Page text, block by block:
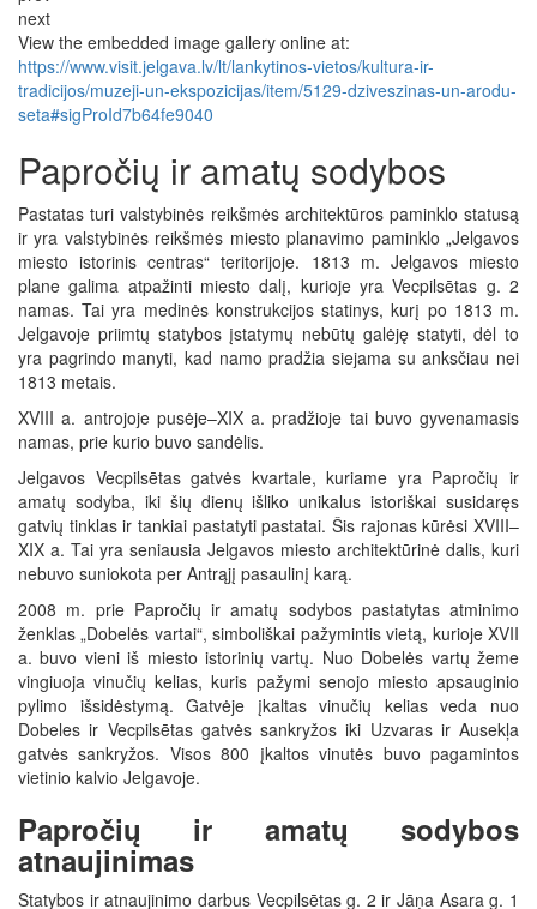
next
View the embedded image gallery online at:
https://www.visit.jelgava.lv/lt/lankytinos-vietos/kultura-ir-
tradicijos/muzeji-un-ekspozicijas/item/5129-dziveszinas-un-arodu-
seta#sigProId7b64fe9040
Papročių ir amatų sodybos
Pastatas turi valstybinės reikšmės architektūros paminklo statusą
ir yra valstybinės reikšmės miesto planavimo paminklo „Jelgavos
miesto istorinis centras“ teritorijoje. 1813 m. Jelgavos miesto
plane galima atpažinti miesto dalį, kurioje yra Vecpilsētas g. 2
namas. Tai yra medinės konstrukcijos statinys, kurį po 1813 m.
Jelgavoje priimtų statybos įstatymų nebūtų galėję statyti, dėl to
yra pagrindo manyti, kad namo pradžia siejama su anksčiau nei
1813 metais.
XVIII a. antrojoje pusėje–XIX a. pradžioje tai buvo gyvenamasis
namas, prie kurio buvo sandėlis.
Jelgavos Vecpilsētas gatvės kvartale, kuriame yra Papročių ir
amatų sodyba, iki šių dienų išliko unikalus istoriškai susidaręs
gatvių tinklas ir tankiai pastatyti pastatai. Šis rajonas kūrėsi XVIII–
XIX a. Tai yra seniausia Jelgavos miesto architektūrinė dalis, kuri
nebuvo suniokota per Antrąjį pasaulinį karą.
2008 m. prie Papročių ir amatų sodybos pastatytas atminimo
ženklas „Dobelės vartai“, simboliškai pažymintis vietą, kurioje XVII
a. buvo vieni iš miesto istorinių vartų. Nuo Dobelės vartų žeme
vingiuoja vinučių kelias, kuris pažymi senojo miesto apsauginio
pylimo išsidėstymą. Gatvėje įkaltas vinučių kelias veda nuo
Dobeles ir Vecpilsētas gatvės sankryžos iki Uzvaras ir Ausekļa
gatvės sankryžos. Visos 800 įkaltos vinutės buvo pagamintos
vietinio kalvio Jelgavoje.
Papročių ir amatų sodybos
atnaujinimas
Statybos ir atnaujinimo darbus Vecpilsētas g. 2 ir Jāņa Asara g. 1